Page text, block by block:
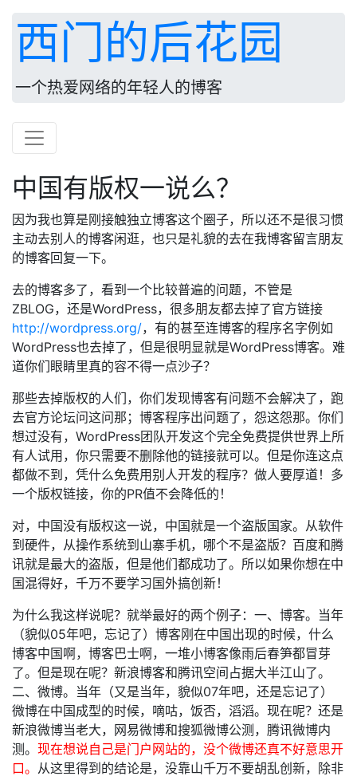
西门的后花园
一个热爱网络的年轻人的博客
中国有版权一说么？
因为我也算是刚接触独立博客这个圈子，所以还不是很习惯
主动去别人的博客闲逛，也只是礼貌的去在我博客留言朋友
的博客回复一下。
去的博客多了，看到一个比较普遍的问题，不管是
ZBLOG，还是WordPress，很多朋友都去掉了官方链接
http://wordpress.org/，有的甚至连博客的程序名字例如
WordPress也去掉了，但是很明显就是WordPress博客。难
道你们眼睛里真的容不得一点沙子？
那些去掉版权的人们，你们发现博客有问题不会解决了，跑
去官方论坛问这问那；博客程序出问题了，怨这怨那。你们
想过没有，WordPress团队开发这个完全免费提供世界上所
有人试用，你只需要不删除他的链接就可以。但是你连这点
都做不到，凭什么免费用别人开发的程序？做人要厚道！多
一个版权链接，你的PR值不会降低的！
对，中国没有版权这一说，中国就是一个盗版国家。从软件
到硬件，从操作系统到山寨手机，哪个不是盗版？百度和腾
讯就是最大的盗版，但是他们都成功了。所以如果你想在中
国混得好，千万不要学习国外搞创新！
为什么我这样说呢？就举最好的两个例子：一、博客。当年
（貌似05年吧，忘记了）博客刚在中国出现的时候，什么
博客中国啊，博客巴士啊，一堆小博客像雨后春笋都冒芽
了。但是现在呢？新浪博客和腾讯空间占据大半江山了。
二、微博。当年（又是当年，貌似07年吧，还是忘记了）
微博在中国成型的时候，嘀咕，饭否，滔滔。现在呢？还是
新浪微博当老大，网易微博和搜狐微博公测，腾讯微博内
测。 现在想说自己是门户网站的，没个微博还真不好意思开
口。 从这里得到的结论是，没靠山千万不要胡乱创新，除非